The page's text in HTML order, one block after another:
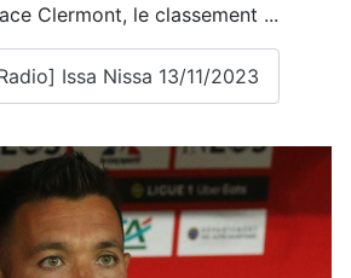
Clermont, le classement ...
Issa Nissa 13/11/2023